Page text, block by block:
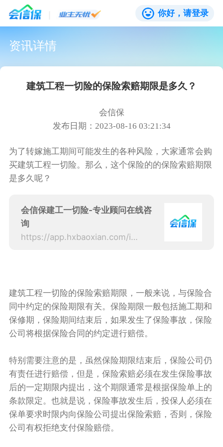
你好，请登录
资讯详情
建筑工程一切险的保险索赔期限是多久？
会信保
发布日期：2023-08-16 03:21:34
为了转嫁施工期间可能发生的各种风险，大家通常会购
买建筑工程一切险。那么，这个保险的的保险索赔期限
是多久呢？
会信保建工一切险-专业顾问在线咨
询
https://app.hxbaoxian.com/insurance?p=1&l=20&t=5&c=0&sourceType=web
建筑工程一切险的保险索赔期限，一般来说，与保险合
同中约定的保险期限有关。保险期限一般包括施工期和
保修期，保险期间结束后，如果发生了保险事故，保险
公司将根据保险合同的约定进行赔偿。
特别需要注意的是，虽然保险期限结束后，保险公司仍
有责任进行赔偿，但是，保险索赔必须在发生保险事故
后的一定期限内提出，这个期限通常是根据保险单上的
条款限定。也就是说，保险事故发生后，投保人必须在
保单要求时限内向保险公司提出保险索赔，否则，保险
公司有权拒绝支付保险赔偿。